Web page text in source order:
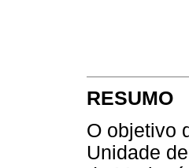
RESUMO
O objetivo
Unidade